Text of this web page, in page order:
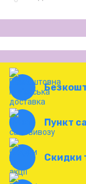
Пункт
Скидки